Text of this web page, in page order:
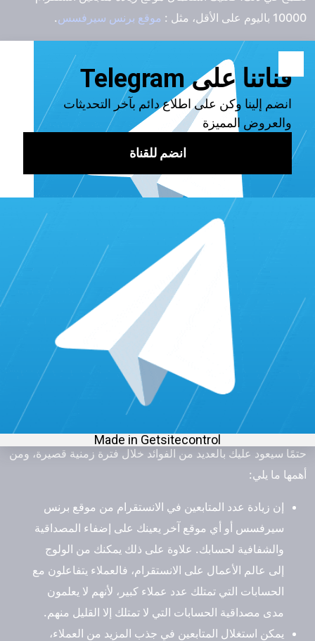
10000 باليوم على الأقل، مثل :
موقع برنس سيرفسس.
اقرأ أيضًا:
أفضل برنامج زيادة متابعين انستقرام عرب متفاعلين
بأقل من 3 دولار
لماذا ينقص عدد المتابعين في
الانستقرام؟
بشكل خاطئ. فقد تقع في هذا المأزق. هناك العديد من المواقع
التي تدعي زيادة متابعين انستقرام بشكل طبيعي لكنها في الحقيقة
تعتمد على الروبوتات. من المعروف أن ذلك يخالف شروط
استخدام التطبيق، لذا يحذف التطبيق جميع الحسابات من هذا النوع،
مُلحقًا بحسابك نقص مفاجئ في المتابعين.
لذا تحقق من جودة الموقع الذي ستتعامل معه، ومن الأفضل لك
التواصل مع
برنس سيرفسس
، أشهر وأرخص سيرفر تزويد
متابعين. أمّا إذا كان النقصان طفيف، فذلك أمر طبيعي ويحدث عند
قيام التطبيق بعملية تنظيف جماعية.
ما الفائدة من زيادة عدد المتابعين في
الانستقرام؟
إن استعمال أرخص موقع زيادة متابعين انستقرام 10000 باليوم
حتمًا سيعود عليك بالعديد من الفوائد خلال فترة زمنية قصيرة، ومن
أهمها ما يلي:
إن زيادة عدد المتابعين في الانستقرام من موقع برنس
سيرفسس أو أي موقع آخر يعينك على إضفاء المصداقية
والشفافية لحسابك. علاوة على ذلك يمكنك من الولوج
إلى عالم الأعمال على الانستقرام، فالعملاء يتفاعلون مع
الحسابات التي تمتلك عدد عملاء كبير، لأنهم لا يعلمون
مدى مصداقية الحسابات التي لا تمتلك إلا القليل منهم.
يمكن استغلال المتابعين في جذب المزيد من العملاء،